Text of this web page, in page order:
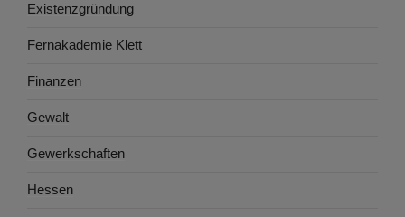
Existenzgründung
Fernakademie Klett
Finanzen
Gewalt
Gewerkschaften
Hessen